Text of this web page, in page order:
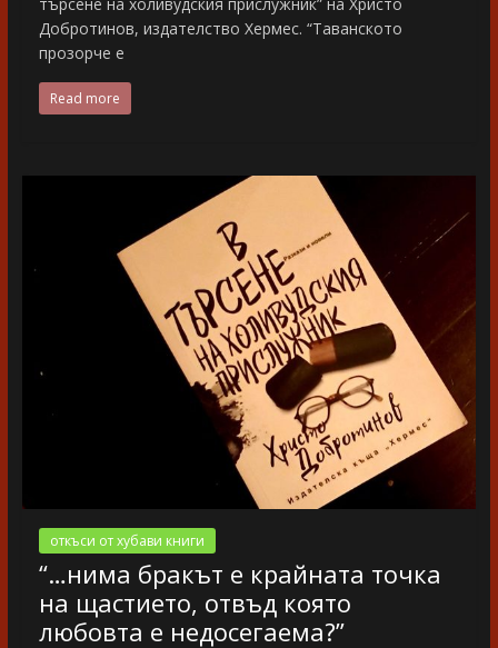
Добротинов, издателство Хермес. “Таванското
прозорче е
Read more
откъси от хубави книги
“…нима бракът е крайната точка
на щастието, отвъд която
любовта е недосегаема?”